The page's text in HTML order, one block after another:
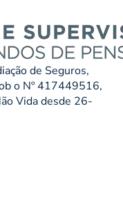
de Seguros,
o Nº 417449516,
Vida desde 26-